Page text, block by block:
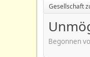
Gesellschaft
Begonnen